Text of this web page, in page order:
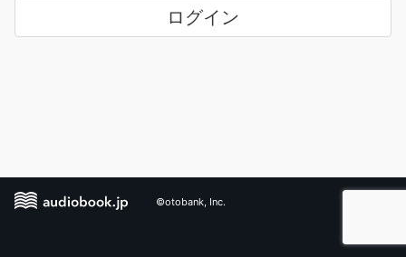
ログイン
©otobank, Inc.